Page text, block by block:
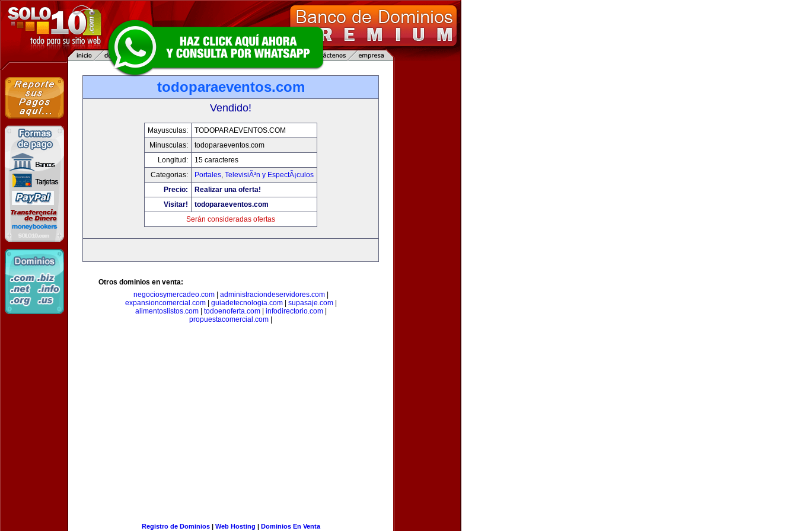
todoparaeventos.com
Vendido!
Mayusculas:
TODOPARAEVENTOS.COM
Minusculas:
todoparaeventos.com
Longitud:
15 caracteres
Categorias:
Portales, TelevisiÃ³n y EspectÃ¡culos
Precio:
Realizar una oferta!
Visitar!
todoparaeventos.com
Serán consideradas ofertas
Otros dominios en venta:
negociosymercadeo.com| administraciondeservidores.com|
expansioncomercial.com| guiadetecnologia.com| supasaje.com|
alimentoslistos.com| todoenoferta.com| infodirectorio.com|
propuestacomercial.com
Registro de Dominios| Web Hosting | Dominios En Venta